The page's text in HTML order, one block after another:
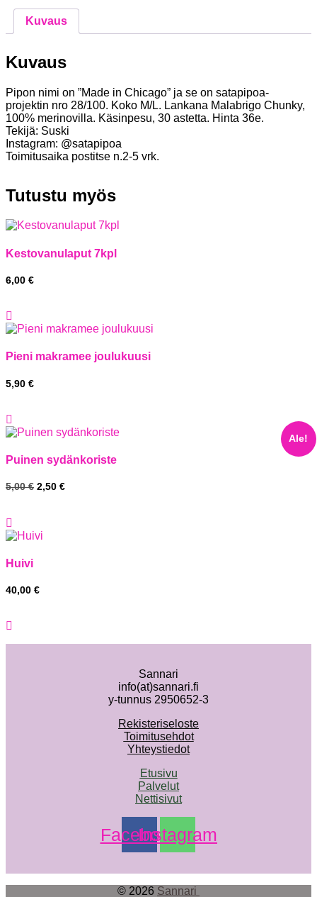
määrä
Kuvaus
Kuvaus
Pipon nimi on ”Made in Chicago” ja se on satapipoa-
projektin nro 28/100. Koko M/L. Lankana Malabrigo Chunky,
100% merinovilla. Käsinpesu, 30 astetta. Hinta 36e.
Tekijä: Suski
Instagram: @satapipoa
Toimitusaika postitse n.2-5 vrk.
Tutustu myös
Kestovanulaput 7kpl
6,00 €
Pieni makramee joulukuusi
5,90 €
Ale!
Puinen sydänkoriste
5,00€ Alkuperäinen
2,50 €Nykyinen
Huivi
40,00 €
Sannari
info(at)sannari.fi
y-tunnus 2950652-3
Rekisteriseloste
Toimitusehdot
Yhteystiedot
Etusivu
Palvelut
Nettisivut
Facebook
Instagram
© 2026 Sannari